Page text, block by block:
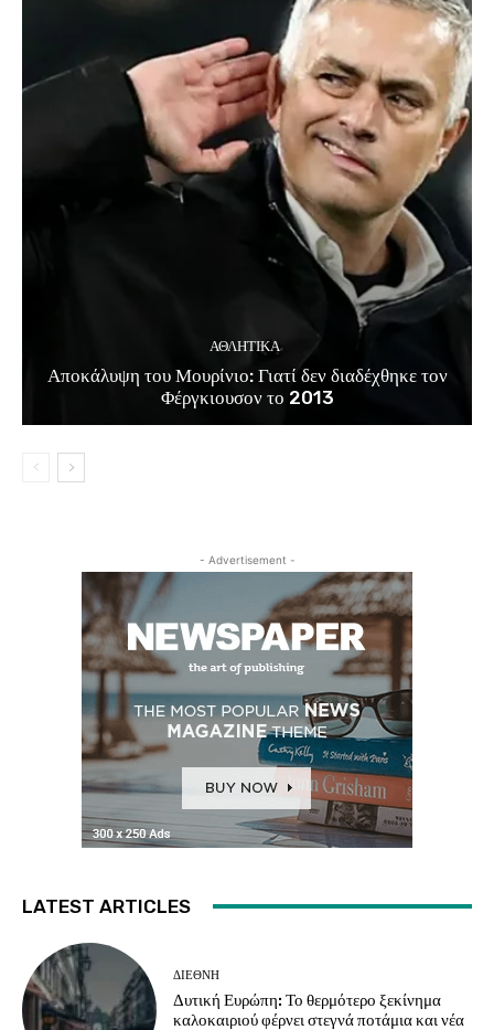
ΑΘΛΗΤΙΚΑ
Αποκάλυψη του Μουρίνιο: Γιατί δεν διαδέχθηκε τον
Φέργκιουσον το 2013
- Advertisement -
LATEST ARTICLES
ΔΙΕΘΝΗ
Δυτική Ευρώπη: Το θερμότερο ξεκίνημα
καλοκαιριού φέρνει στεγνά ποτάμια και νέα